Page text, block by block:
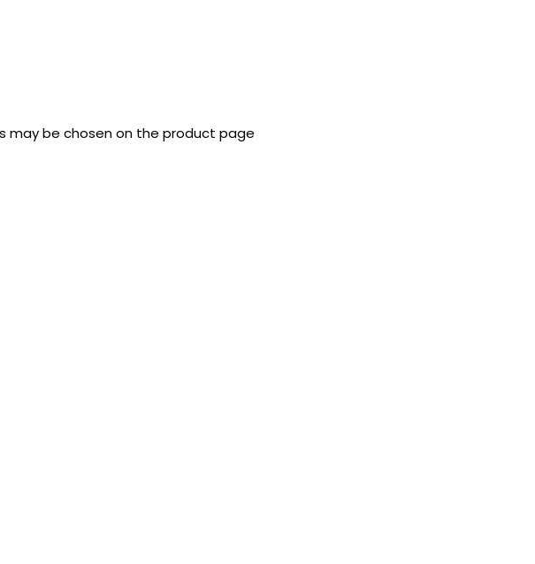
may be chosen on the product page